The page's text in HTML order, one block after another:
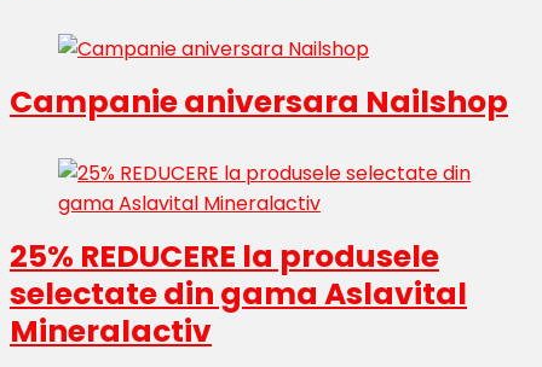
Campanie aniversara Nailshop
25% REDUCERE la produsele
selectate din gama Aslavital
Mineralactiv